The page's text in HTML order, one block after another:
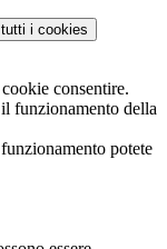
i cookies
consentire.
funzionamento della
potete